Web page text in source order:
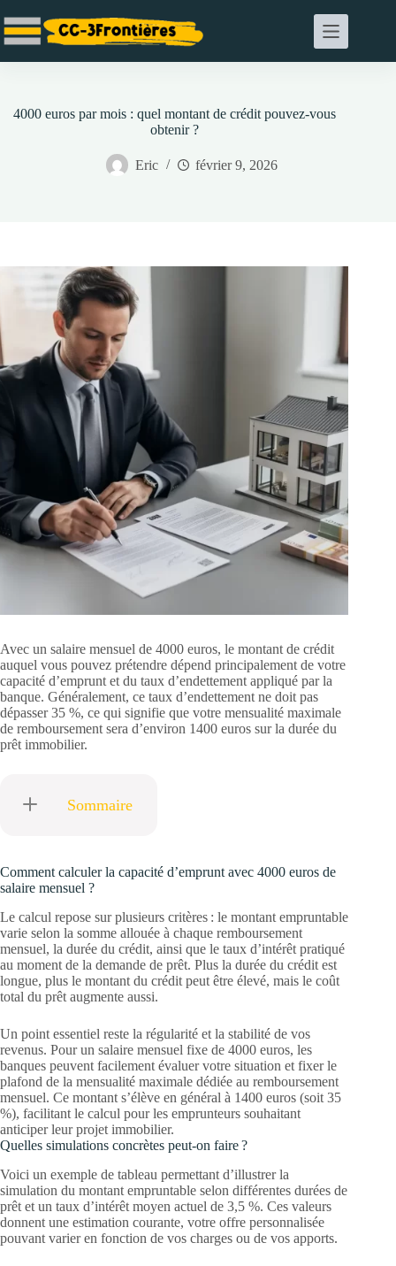
au
contenu
4000 euros par mois : quel montant de crédit pouvez-vous
obtenir ?
Eric février 9, 2026
Avec un salaire mensuel de 4000 euros, le montant de crédit
auquel vous pouvez prétendre dépend principalement de votre
capacité d’emprunt et du taux d’endettement appliqué par la
banque. Généralement, ce taux d’endettement ne doit pas
dépasser 35 %, ce qui signifie que votre mensualité maximale
de remboursement sera d’environ 1400 euros sur la durée du
prêt immobilier.
Sommaire
Comment calculer la capacité d’emprunt avec 4000 euros de
salaire mensuel ?
Le calcul repose sur plusieurs critères : le montant empruntable
varie selon la somme allouée à chaque remboursement
mensuel, la durée du crédit, ainsi que le taux d’intérêt pratiqué
au moment de la demande de prêt. Plus la durée du crédit est
longue, plus le montant du crédit peut être élevé, mais le coût
total du prêt augmente aussi.
Un point essentiel reste la régularité et la stabilité de vos
revenus. Pour un salaire mensuel fixe de 4000 euros, les
banques peuvent facilement évaluer votre situation et fixer le
plafond de la mensualité maximale dédiée au remboursement
mensuel. Ce montant s’élève en général à 1400 euros (soit 35
%), facilitant le calcul pour les emprunteurs souhaitant
anticiper leur projet immobilier.
Quelles simulations concrètes peut-on faire ?
Voici un exemple de tableau permettant d’illustrer la
simulation du montant empruntable selon différentes durées de
prêt et un taux d’intérêt moyen actuel de 3,5 %. Ces valeurs
donnent une estimation courante, votre offre personnalisée
pouvant varier en fonction de vos charges ou de vos apports.